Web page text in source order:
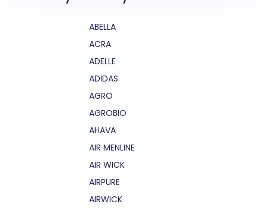
ABELLA
ACRA
ADELLE
ADIDAS
AGRO
AGROBIO
AHAVA
AIR MENLINE
AIR WICK
AIRPURE
AIRWICK